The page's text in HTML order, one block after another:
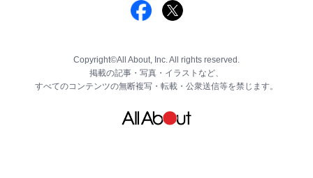
Copyright©All About, Inc. All rights reserved.
掲載の記事・写真・イラストなど、
すべてのコンテンツの無断複写・転載・公衆送信等を禁じます。